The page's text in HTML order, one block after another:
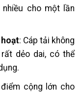
cho một lần
hoạt: Cáp tải không
dẻo dai, có thể
cộng lớn cho